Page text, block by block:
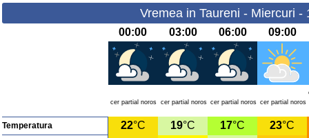
Vremea in Taureni - Miercuri -
00:00 03:00 06:00 09:00
cer partial noros cer partial noros cer partial noros cer partial noros
Temperatura 22°C 19°C 17°C 23°C